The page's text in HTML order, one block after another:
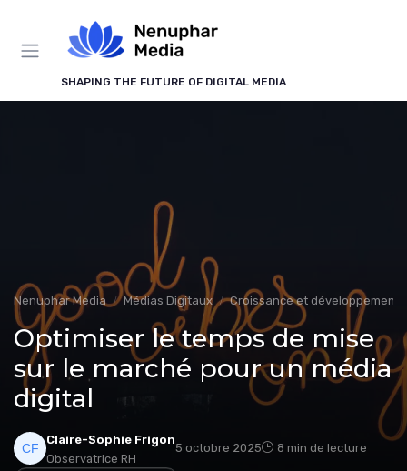
SHAPING THE FUTURE OF DIGITAL MEDIA
Nenuphar Media Médias Digitaux Croissance et développement
Optimiser le temps de mise
sur le marché pour un média
digital
Claire-Sophie Frigon
Observatrice RH
5 octobre 2025 8 min de lecture